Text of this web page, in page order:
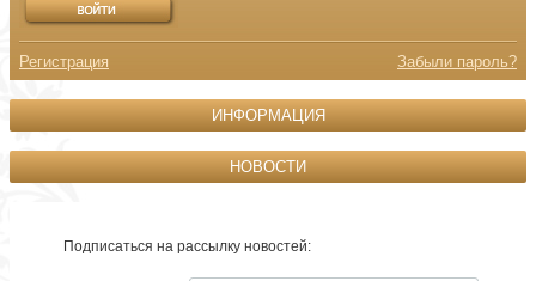
Регистрация Забыли пароль?
ИНФОРМАЦИЯ
НОВОСТИ
Подписаться на рассылку новостей: